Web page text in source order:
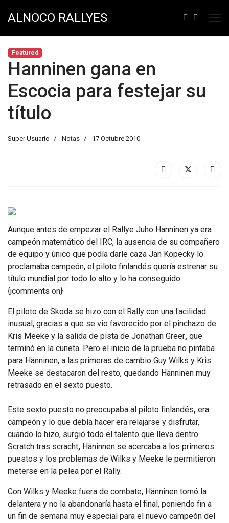
ALNOCO RALLYES
Featured
Hanninen gana en
Escocia para festejar su
título
Super Usuario Notas 17 Octubre 2010
Aunque antes de empezar el Rallye Juho Hanninen ya era
campeón matemático del IRC, la ausencia de su compañero
de equipo y único que podía darle caza Jan Kopecky lo
proclamaba campeón, el piloto finlandés quería estrenar su
título mundial por todo lo alto y lo ha conseguido.
{jcomments on}
El piloto de Skoda se hizo con el Rally con una facilidad
inusual, gracias a que se vio favorecido por el pinchazo de
Kris Meeke y la salida de pista de Jonathan Greer, que
terminó en la cuneta. Pero el inicio de la prueba no pintaba
para Hänninen, a las primeras de cambio Guy Wilks y Kris
Meeke se destacaron del resto, quedando Hänninen muy
retrasado en el sexto puesto.
Este sexto puesto no preocupaba al piloto finlandés, era
campeón y lo que debía hacer era relajarse y disfrutar,
cuando lo hizo, surgió todo el talento que lleva dentro.
Scratch tras scracht, Häninnen se acercaba a los primeros
puestos y los problemas de Wilks y Meeke le permitieron
meterse en la pelea por el Rally.
Con Wilks y Meeke fuera de combate, Hänninen tomó la
delantera y no la abandonaría hasta el final, poniendo fin a
un fin de semana muy especial para el nuevo campeón del